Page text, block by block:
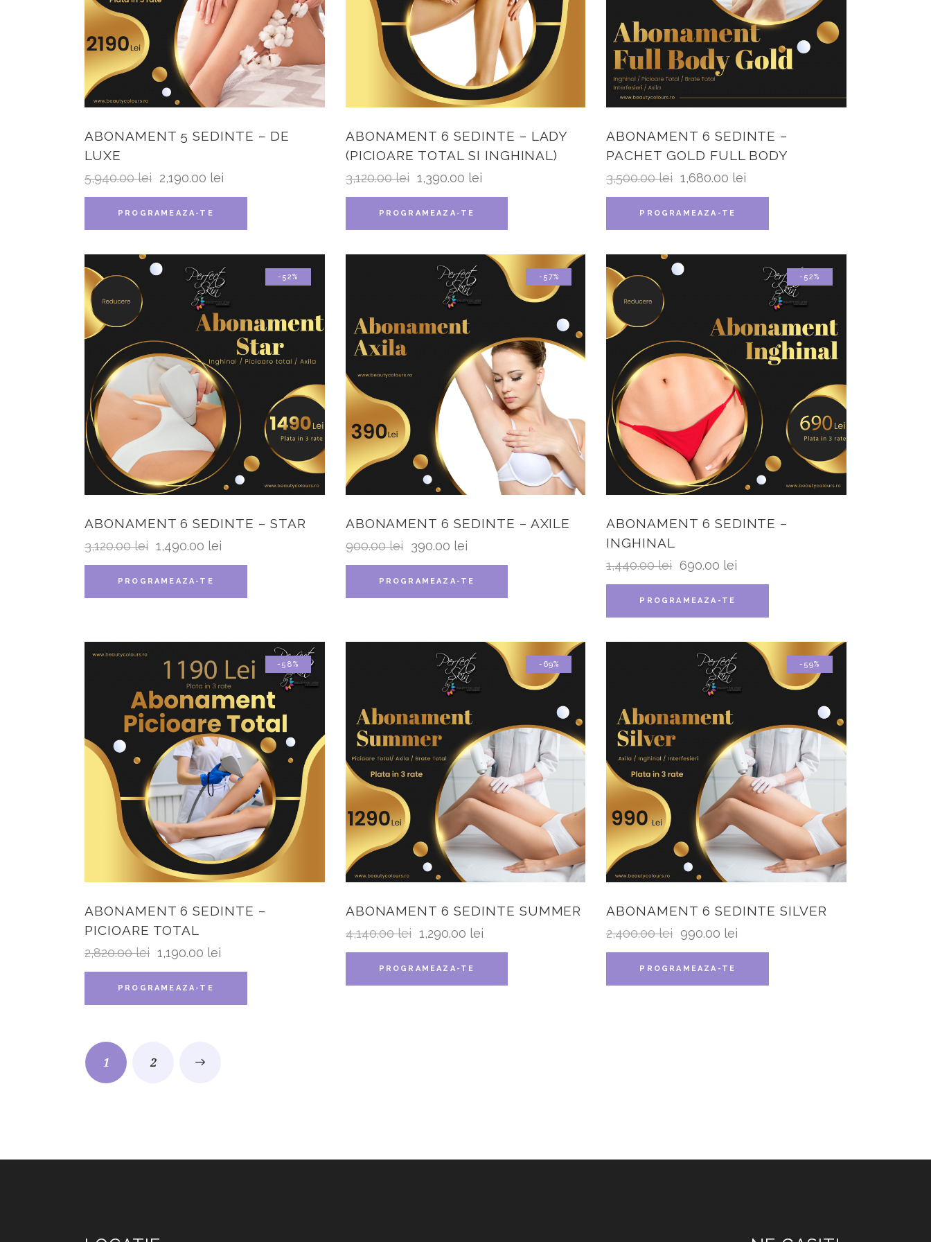
ABONAMENT 5 SEDINTE – DE
LUXE
5,940.00lei 2,190.00 lei
PROGRAMEAZA-TE
ABONAMENT 6 SEDINTE – LADY
(PICIOARE TOTAL SI INGHINAL)
3,120.00lei 1,390.00 lei
PROGRAMEAZA-TE
ABONAMENT 6 SEDINTE –
PACHET GOLD FULL BODY
3,500.00lei 1,680.00 lei
PROGRAMEAZA-TE
-52%
ABONAMENT 6 SEDINTE – STAR
3,120.00lei 1,490.00 lei
PROGRAMEAZA-TE
-57%
ABONAMENT 6 SEDINTE – AXILE
900.00lei 390.00 lei
PROGRAMEAZA-TE
-52%
ABONAMENT 6 SEDINTE –
INGHINAL
1,440.00lei 690.00 lei
PROGRAMEAZA-TE
-58%
ABONAMENT 6 SEDINTE –
PICIOARE TOTAL
2,820.00lei 1,190.00 lei
PROGRAMEAZA-TE
-69%
ABONAMENT 6 SEDINTE SUMMER
4,140.00lei 1,290.00 lei
PROGRAMEAZA-TE
-59%
ABONAMENT 6 SEDINTE SILVER
2,400.00lei 990.00 lei
PROGRAMEAZA-TE
1 2
→